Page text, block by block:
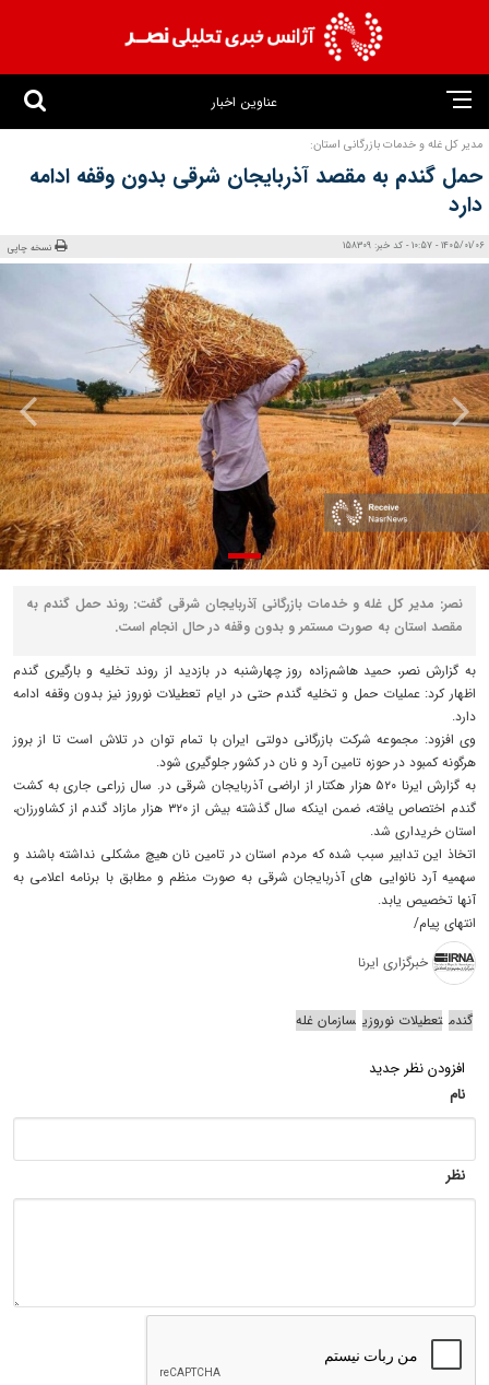
عناوین اخبار
مدیر کل غله و خدمات بازرگانی استان:
حمل گندم به مقصد آذربایجان شرقی بدون وقفه ادامه
دارد
1405/01/06 - 10:57 - کد خبر: 158309 نسخه چاپی
نصر: مدیر کل غله و خدمات بازرگانی آذربایجان شرقی گفت: روند حمل گندم به
مقصد استان به‌ صورت مستمر و بدون وقفه در حال انجام است.
به گزارش نصر، حمید هاشم‌زاده روز چهارشنبه در بازدید از روند تخلیه و بارگیری گندم
اظهار کرد: عملیات حمل و تخلیه گندم حتی در ایام تعطیلات نوروز نیز بدون وقفه ادامه
دارد.
وی افزود: مجموعه شرکت بازرگانی دولتی ایران با تمام توان در تلاش است تا از بروز
هرگونه کمبود در حوزه تامین آرد و نان در کشور جلوگیری شود.
به گزارش ایرنا ۵۲۰ هزار هکتار از اراضی آذربایجان شرقی در. سال زراعی جاری به کشت
گندم اختصاص یافته، ضمن اینکه سال گذشته بیش از ۳۲۰ هزار مازاد گندم از کشاورزان،
استان خریداری شد.
اتخاذ این تدابیر سبب شده که مردم استان در تامین نان هیچ مشکلی نداشته باشند و
سهمیه آرد نانوایی های آذربایجان شرقی به صورت منظم و مطابق با برنامه اعلامی به
آنها تخصیص یابد.
انتهای پیام/
خبرگزاری ایرنا
گندم تعطیلات نوروزی سازمان غله
افزودن نظر جدید
نام
نظر